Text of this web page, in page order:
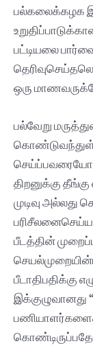
பல்கலைக்கழக
பட்டியலை
ஒரு
பல்வேறு
செய்ப்பவரையோ
திறனுக்கு
முடிவு
பீடத்தின்
பீடாதிபதிக்கு